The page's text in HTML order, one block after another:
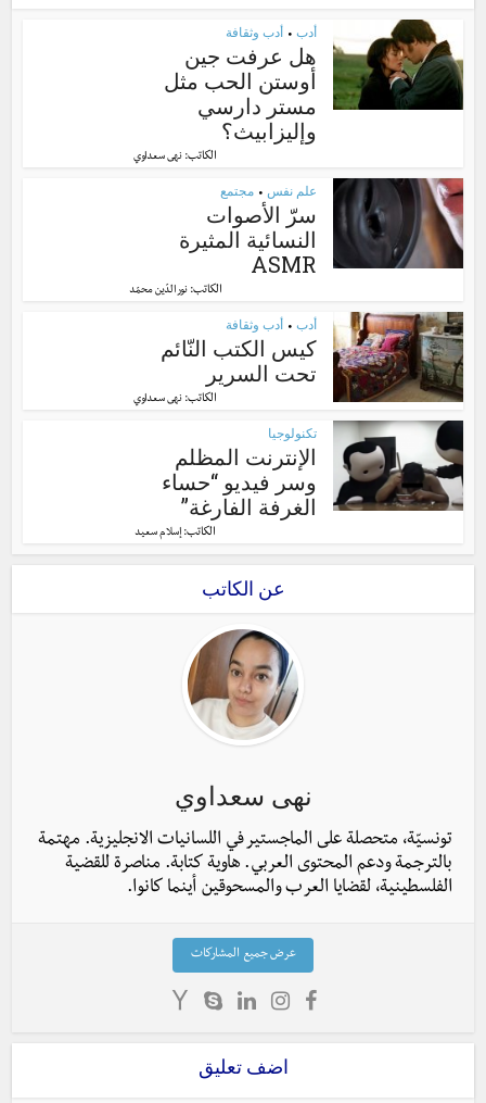
أدب • أدب وثقافة
هل عرفت جين
أوستن الحب مثل
مستر دارسي
وإليزابيث؟
الكاتب: نهى سعداوي
علم نفس • مجتمع
سرّ الأصوات
النسائية المثيرة
ASMR
الكاتب:نور الدّين محمّد
أدب • أدب وثقافة
كيس الكتب النّائم
تحت السرير
الكاتب: نهى سعداوي
تكنولوجيا
الإنترنت المظلم
وسر فيديو “حساء
الغرفة الفارغة”
الكاتب: إسلام سعيد
عن الكاتب
نهى سعداوي
تونسيّة، متحصلة على الماجستير في اللسانيات الانجليزية. مهتمة
بالترجمة ودعم المحتوى العربي. هاوية كتابة. مناصرة للقضية
الفلسطينية، لقضايا العرب والمسحوقين أينما كانوا.
عرض جميع المشاركات
اضف تعليق